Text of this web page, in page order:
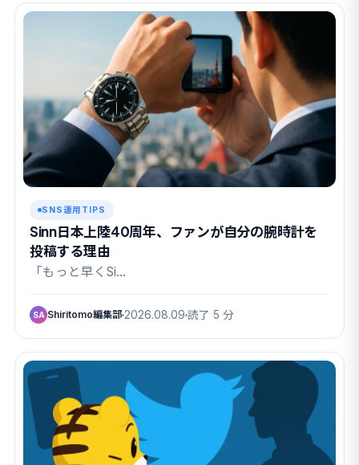
SNS運用TIPS
Sinn日本上陸40周年、ファンが自分の腕時計を
投稿する理由
「もっと早くSi…
SA Shiritomo編集部 2026.08.09 読了 5 分